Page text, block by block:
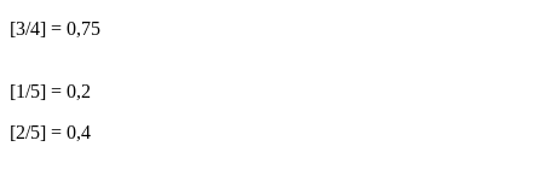
[3/4] = 0,75
[1/5] = 0,2
[2/5] = 0,4